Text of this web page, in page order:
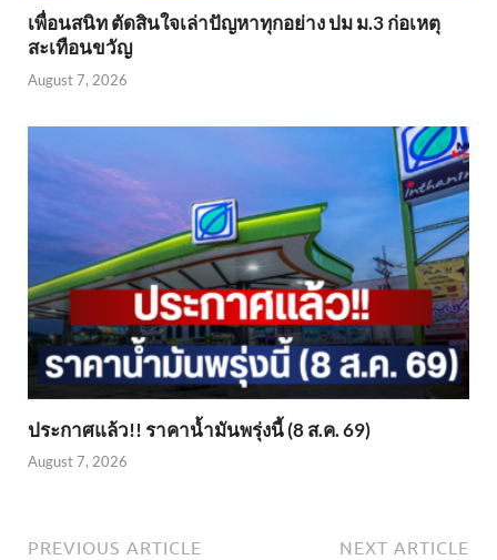
เพื่อนสนิท ตัดสินใจเล่าปัญหาทุกอย่าง ปม ม.3 ก่อเหตุ
สะเทือนขวัญ
August 7, 2026
ประกาศแล้ว!! ราคาน้ำมันพรุ่งนี้ (8 ส.ค. 69)
August 7, 2026
PREVIOUS ARTICLE NEXT ARTICLE